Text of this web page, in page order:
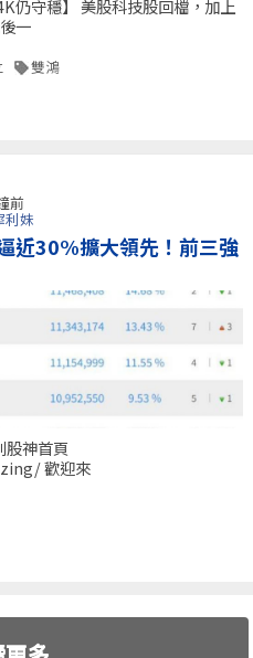
仍守穩】 美股科技股回檔，加上
一
雙鴻
前
利妹
近30%擴大領先！前三強
股神首頁
歡迎來